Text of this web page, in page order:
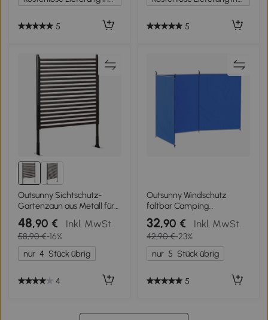
Polyesterstoff+Aluminium
5
Polyesterstoff+Aluminium
5
Outsunny Sichtschutz-
Gartenzaun aus Metall für
den Außenbereich mit
Füßen oder Pfosten zum
Einstecken, modular, 93L x
22l x 124H cm
48,90 € Inkl. MwSt.
58,90 €-16%
nur 4 Stück übrig
4
Outsunny Windschutz
faltbar Camping
Sichtschutz mit
Tragetasche Stahlstangen
für Camping Garten Strand
450 x 150 cm Blau
32,90 € Inkl. MwSt.
42,90 €-23%
nur 5 Stück übrig
5